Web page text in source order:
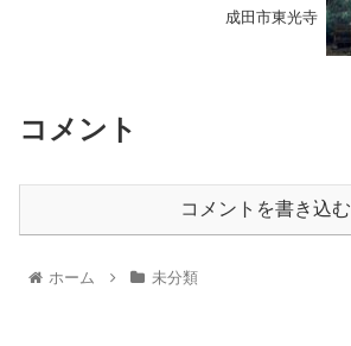
成田市東光寺
コメント
コメントを書き込む
ホーム 未分類